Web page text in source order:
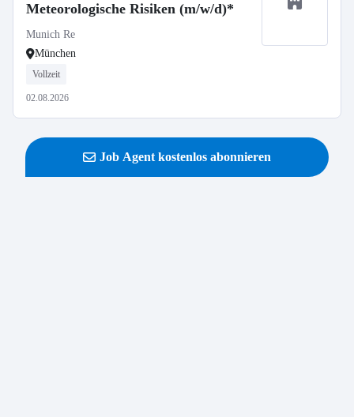
Meteorologische Risiken (m/w/d)*
Munich Re
München
Vollzeit
02.08.2026
Job Agent kostenlos abonnieren